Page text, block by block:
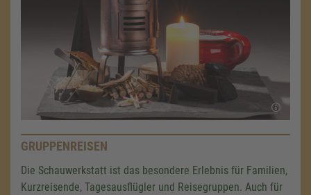
GRUPPENREISEN
Die Schauwerkstatt ist das besondere Erlebnis für Familien,
Kurzreisende, Tagesausflügler und Reisegruppen. Auch für